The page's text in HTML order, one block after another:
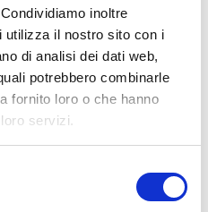
inoltre
utilizza il nostro sito con i
di analisi dei dati web,
potrebbero combinarle
fornito loro o che hanno
servizi.
più rilevanti all’interno delle
sono più utenti che devono
in modo ottimale da un punto
Questo è possibile collegando
per monitorare e gestire
è facilmente controllabile
di Regalgrid, sia per utente